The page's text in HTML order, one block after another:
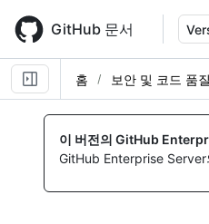
main
content
GitHub 문서
홈 보안 및 코드 품질
이 버전의 GitHub
GitHub Enterprise Server